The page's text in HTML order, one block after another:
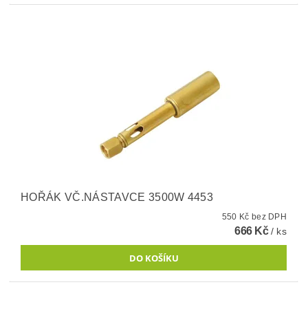
HOŘÁK VČ.NÁSTAVCE 3500W 4453
550 Kč bez DPH
666 Kč/ ks